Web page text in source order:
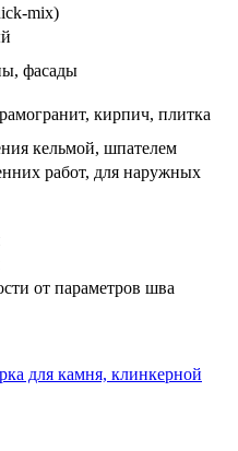
mix)
фасады
кирпич, плитка
кельмой, шпателем
работ, для наружных
от параметров шва
для камня, клинкерной